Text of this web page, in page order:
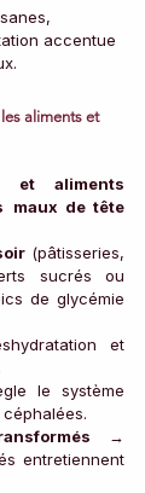
accentue
aliments et
et aliments
maux de tête
(pâtisseries,
sucrés ou
de glycémie
et
le système
→
entretiennent